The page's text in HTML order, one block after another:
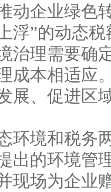
动企业绿色
浮”的动态
治理需要确
成本相适应
展、促进区
境和税务
出的环境管
现场为企业